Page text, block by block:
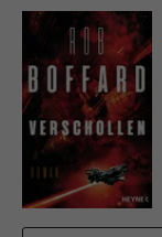
Zweck